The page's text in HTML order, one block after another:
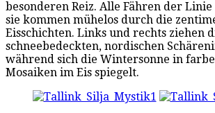
besonderen Reiz. Alle Fähren der
sie kommen mühelos durch die
Eisschichten. Links und rechts ziehen
schneebedeckten, nordischen
während sich die Wintersonne in
Mosaiken im Eis spiegelt.